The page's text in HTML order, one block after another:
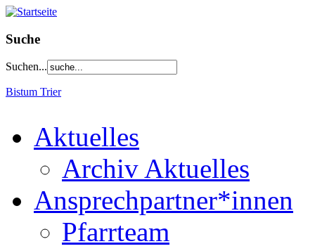
Suche
Suchen...
Bistum Trier
Aktuelles
Archiv Aktuelles
Ansprechpartner*innen
Pfarrteam